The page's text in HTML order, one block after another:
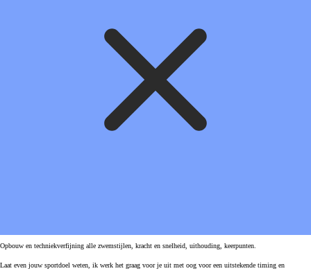
Opbouw en techniekverfijning alle zwemstijlen, kracht en snelheid, uithouding, keerpunten.
Laat even jouw sportdoel weten, ik werk het graag voor je uit met oog voor een uitstekende timing en